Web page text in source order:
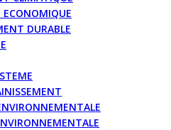
ECONOMIQUE
DURABLE